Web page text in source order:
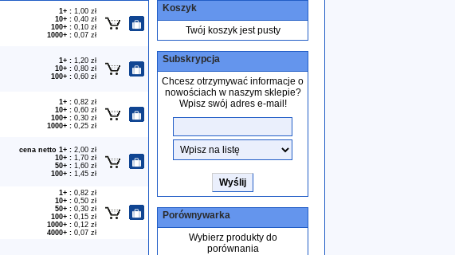
1+ : 1,00 zł
10+ : 0,40 zł
100+ : 0,10 zł
1000+ : 0,07 zł
1+ : 1,20 zł
10+ : 0,80 zł
100+ : 0,60 zł
1+ : 0,82 zł
10+ : 0,60 zł
100+ : 0,30 zł
1000+ : 0,25 zł
cena netto 1+ : 2,00 zł
10+ : 1,70 zł
50+ : 1,60 zł
100+ : 1,45 zł
1+ : 0,82 zł
10+ : 0,50 zł
50+ : 0,30 zł
100+ : 0,15 zł
1000+ : 0,12 zł
4000+ : 0,07 zł
Koszyk
Twój koszyk jest pusty
Subskrypcja
Chcesz otrzymywać informacje o
nowościach w naszym sklepie?
Wpisz swój adres e-mail!
Porównywarka
Wybierz produkty do
porównania